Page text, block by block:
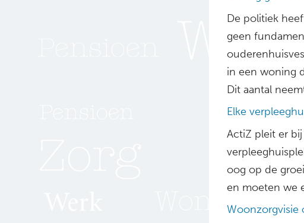
De politiek
geen
in een woning
Dit aantal
Elke
ActiZ pleit er
oog op de
en moeten we
Woonzorgvisie